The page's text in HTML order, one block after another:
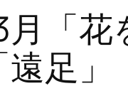
「花
足」